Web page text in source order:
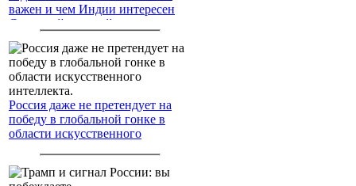
важен и чем Индии интересен
Северный морской путь
Россия даже не претендует на
победу в глобальной гонке в
области искусственного